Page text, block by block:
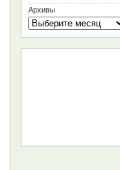
Архивы